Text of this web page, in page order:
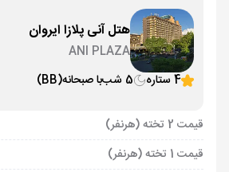
هتل آنی پلازا ایروان
ANI PLAZA
4 ستاره
5 شب با صبحانه(BB)
قیمت 2 تخته (هرنفر)
قیمت 1 تخته (هرنفر)